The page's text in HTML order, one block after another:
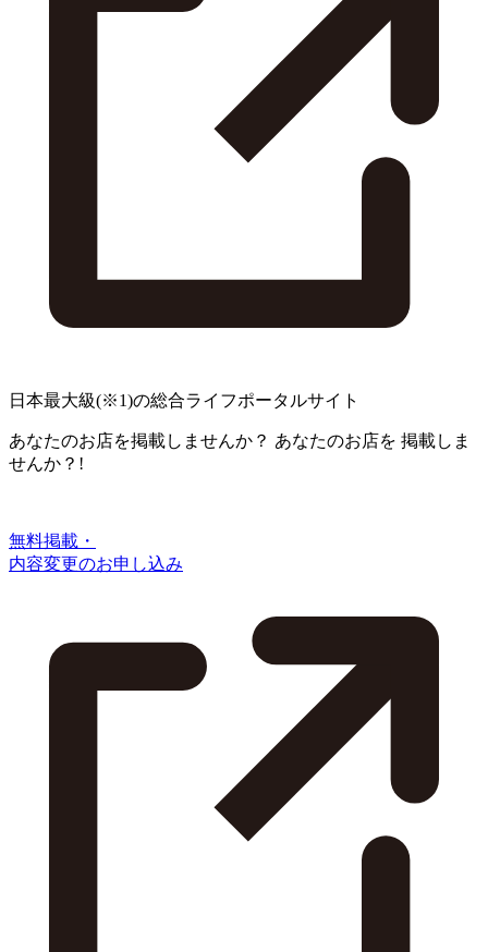
日本最大級(※1)の総合ライフポータルサイト
あなたのお店を掲載しませんか？ あなたのお店を 掲載しま
せんか？!
無料掲載・
内容変更のお申し込み